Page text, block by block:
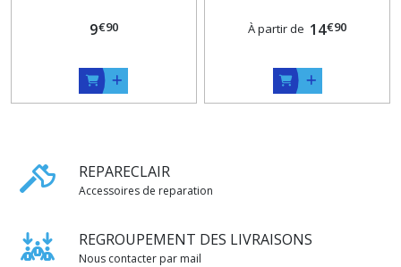
9€90
sertir
À partir de 14€90
REPARECLAIR
Accessoires de reparation
REGROUPEMENT DES LIVRAISONS
Nous contacter par mail